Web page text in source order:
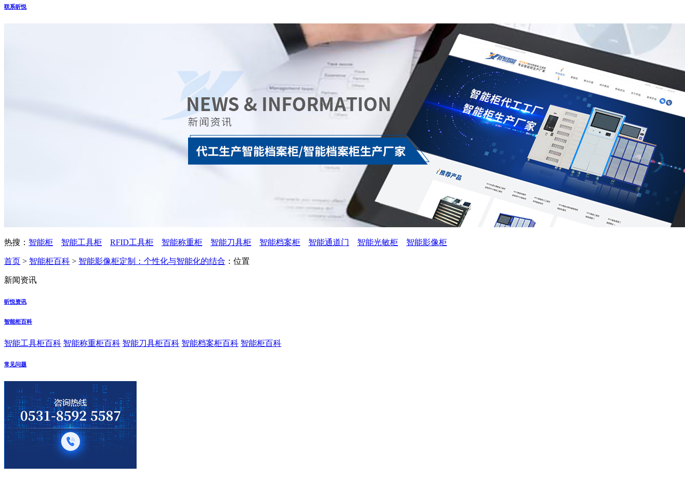
联系昕悦
热搜： 智能柜 智能工具柜 RFID工具柜 智能称重柜 智能刀具柜 智能档案柜 智能通道门 智能光敏柜 智能影像柜
首页 > 智能柜百科 > 智能影像柜定制：个性化与智能化的结合 ：位置
新闻资讯
昕悦资讯
智能柜百科
智能工具柜百科 智能称重柜百科 智能刀具柜百科 智能档案柜百科 智能柜百科
常见问题